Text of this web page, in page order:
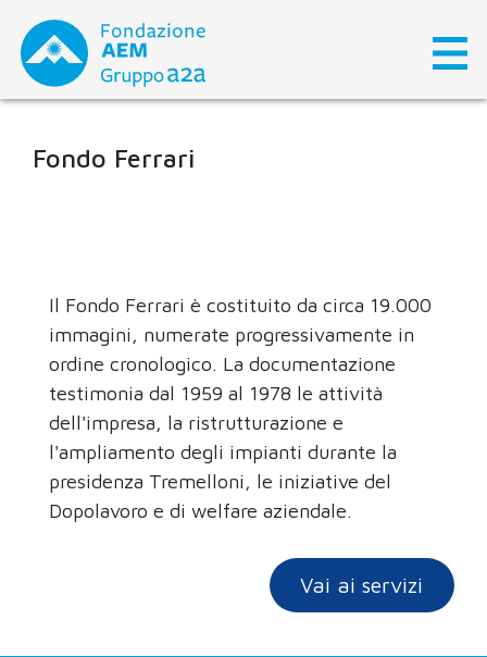
content
Fondo Ferrari
Il Fondo Ferrari è costituito da circa 19.000
immagini, numerate progressivamente in
ordine cronologico. La documentazione
testimonia dal 1959 al 1978 le attività
dell'impresa, la ristrutturazione e
l'ampliamento degli impianti durante la
presidenza Tremelloni, le iniziative del
Dopolavoro e di welfare aziendale.
Vai ai servizi